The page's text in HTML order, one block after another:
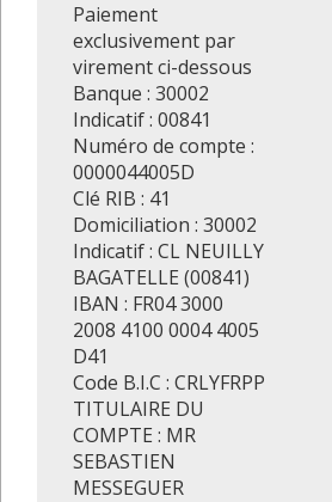
Paiement
exclusivement par
virement ci-dessous
Banque : 30002
Indicatif : 00841
Numéro de compte :
0000044005D
Clé RIB : 41
Domiciliation : 30002
Indicatif : CL NEUILLY
BAGATELLE (00841)
IBAN : FR04 3000
2008 4100 0004 4005
D41
Code B.I.C : CRLYFRPP
TITULAIRE DU
COMPTE : MR
SEBASTIEN
MESSEGUER